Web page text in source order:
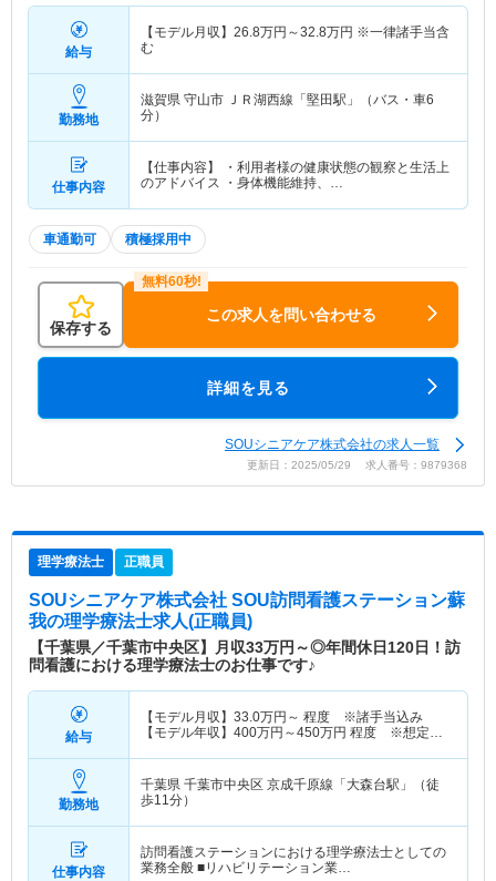
給与
【モデル月収】 26.8万円～32.8万円 ※一律諸手当含
む
勤務地
滋賀県 守山市
ＪＲ湖西線「堅田駅」（バス・車6
分）
仕事内容
【仕事内容】 ・利用者様の健康状態の観察と生活上
のアドバイス ・身体機能維持、…
車通勤可 積極採用中
保存する
この求人を問い合わせる
詳細を見る
SOUシニアケア株式会社の求人一覧
更新日：2025/05/29 求人番号：9879368
理学療法士 正職員
SOUシニアケア株式会社 SOU訪問看護ステーション蘇
我の理学療法士求人(正職員)
【千葉県／千葉市中央区】月収33万円～◎年間休日120日！訪
問看護における理学療法士のお仕事です♪
給与
【モデル月収】 33.0万円～ 程度 ※諸手当込み
【モデル年収】 400万円～450万円 程度 ※想定年
勤務地
千葉県 千葉市中央区 京成千原線「大森台駅」（徒
歩11分）
仕事内容
訪問看護ステーションにおける理学療法士としての
業務全般 ■リハビリテーション業…